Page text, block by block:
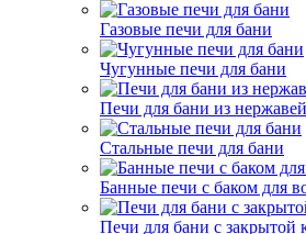
Газовые печи для бани
Чугунные печи для бани
Печи для бани из
Стальные печи для бани
Банные печи с баком для
Печи для бани с закрытой